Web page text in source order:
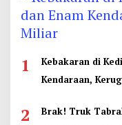
1
Kebakaran di
Kendaraan,
2
Brak! Truk